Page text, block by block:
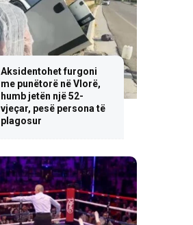
Aksidentohet furgoni
me punëtorë në Vlorë,
humb jetën një 52-
vjeçar, pesë persona të
plagosur